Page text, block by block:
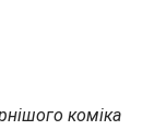
коміка